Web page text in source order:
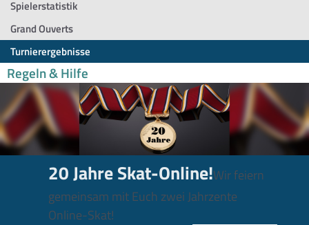
Spielerstatistik
Grand Ouverts
Turnierergebnisse
Regeln & Hilfe
20 Jahre Skat-Online!Wir feiern
gemeinsam mit Euch zwei Jahrzente
Online-Skat!